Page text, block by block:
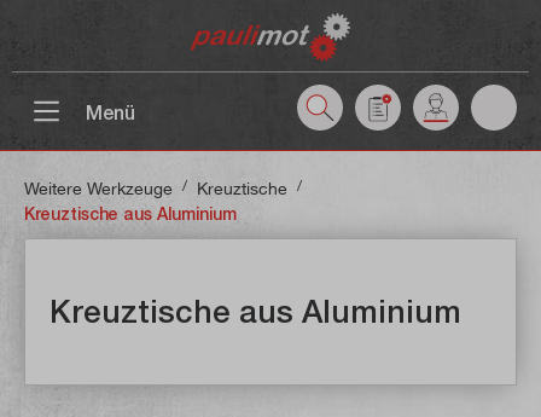
Menü
Weitere Werkzeuge / Kreuztische /
Kreuztische aus Aluminium
Kreuztische aus Aluminium